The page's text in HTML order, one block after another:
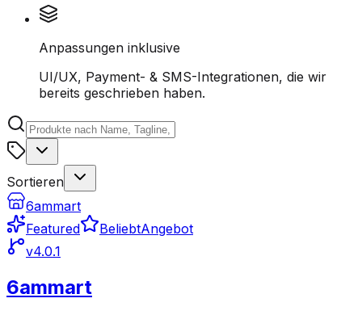
Anpassungen inklusive
UI/UX, Payment- & SMS-Integrationen, die wir
bereits geschrieben haben.
Sortieren
6ammart
Featured
BeliebtAngebot
v4.0.1
6ammart